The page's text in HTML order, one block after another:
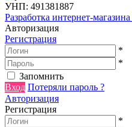
УНП: 491381887
Разработка интернет-магазина
Авторизация
Регистрация
*
*
Запомнить
Вход Потеряли пароль ?
Авторизация
Регистрация
*